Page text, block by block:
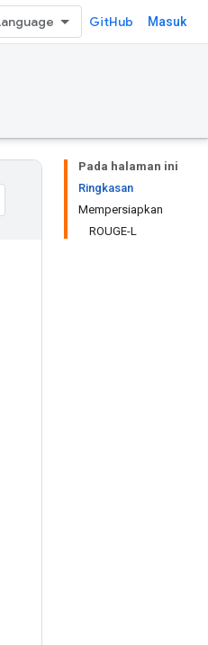
GitHub Masuk
Pada halaman ini
Ringkasan
Mempersiapkan
ROUGE-L